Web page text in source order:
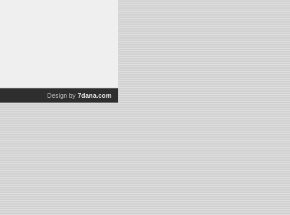
Design by 7dana.com